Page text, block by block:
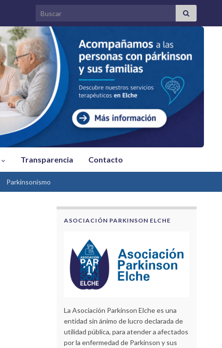
Search for:
Transparencia Contacto
Parkinsonismo
ASOCIACIÓN PARKINSON ELCHE
La Asociación Parkinson Elche es una
entidad sin ánimo de lucro declarada de
utilidad pública, para atender a afectados
por la enfermedad de Parkinson y sus